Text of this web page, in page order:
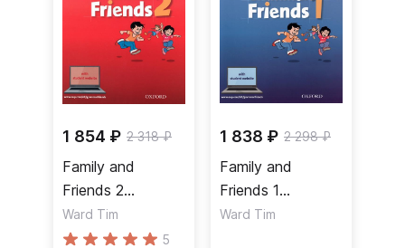
1 854 ₽ 2 318 ₽
Family and
Friends 2
Grammar Friends
Student Website
Ward Tim
5
1 838 ₽ 2 298 ₽
Family and
Friends 1
Grammar Friends
Ward Tim